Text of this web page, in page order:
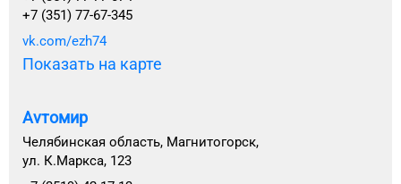
+7 (351) 77-67-345
vk.com/ezh74
Показать на карте
Avтомир
Челябинская область, Магнитогорск,
ул. К.Маркса, 123